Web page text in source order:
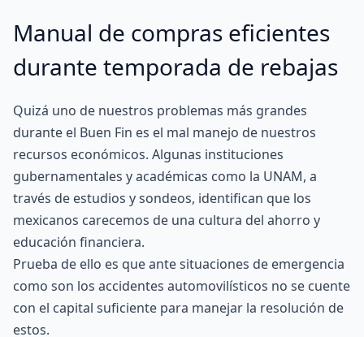
Manual de compras eficientes
durante temporada de rebajas
Quizá uno de nuestros problemas más grandes
durante el Buen Fin es el mal manejo de nuestros
recursos económicos. Algunas instituciones
gubernamentales y académicas como la UNAM, a
través de estudios y sondeos, identifican que los
mexicanos carecemos de una cultura del ahorro y
educación financiera.
Prueba de ello es que ante situaciones de emergencia
como son los accidentes automovilísticos no se cuente
con el capital suficiente para manejar la resolución de
estos.